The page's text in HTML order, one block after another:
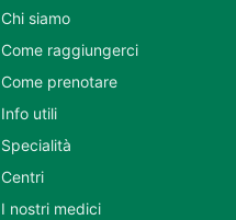
Chi siamo
Come raggiungerci
Come prenotare
Info utili
Specialità
Centri
I nostri medici